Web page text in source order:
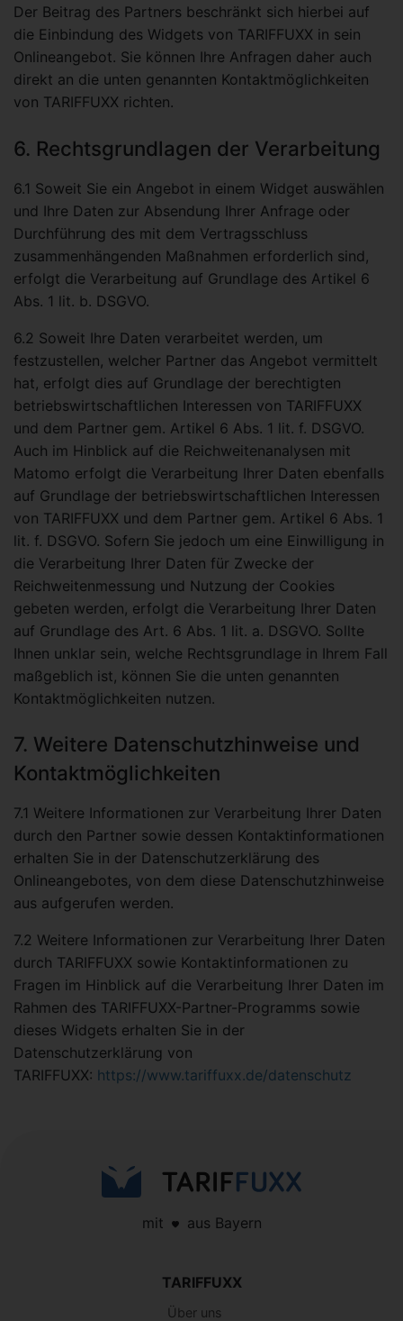
Der Beitrag des Partners beschränkt sich hierbei auf
die Einbindung des Widgets von TARIFFUXX in sein
Onlineangebot. Sie können Ihre Anfragen daher auch
direkt an die unten genannten Kontaktmöglichkeiten
von TARIFFUXX richten.
6. Rechtsgrundlagen der Verarbeitung
6.1 Soweit Sie ein Angebot in einem Widget auswählen
und Ihre Daten zur Absendung Ihrer Anfrage oder
Durchführung des mit dem Vertragsschluss
zusammenhängenden Maßnahmen erforderlich sind,
erfolgt die Verarbeitung auf Grundlage des Artikel 6
Abs. 1 lit. b. DSGVO.
6.2 Soweit Ihre Daten verarbeitet werden, um
festzustellen, welcher Partner das Angebot vermittelt
hat, erfolgt dies auf Grundlage der berechtigten
betriebswirtschaftlichen Interessen von TARIFFUXX
und dem Partner gem. Artikel 6 Abs. 1 lit. f. DSGVO.
Auch im Hinblick auf die Reichweitenanalysen mit
Matomo erfolgt die Verarbeitung Ihrer Daten ebenfalls
auf Grundlage der betriebswirtschaftlichen Interessen
von TARIFFUXX und dem Partner gem. Artikel 6 Abs. 1
lit. f. DSGVO. Sofern Sie jedoch um eine Einwilligung in
die Verarbeitung Ihrer Daten für Zwecke der
Reichweitenmessung und Nutzung der Cookies
gebeten werden, erfolgt die Verarbeitung Ihrer Daten
auf Grundlage des Art. 6 Abs. 1 lit. a. DSGVO. Sollte
Ihnen unklar sein, welche Rechtsgrundlage in Ihrem Fall
maßgeblich ist, können Sie die unten genannten
Kontaktmöglichkeiten nutzen.
7. Weitere Datenschutzhinweise und
Kontaktmöglichkeiten
7.1 Weitere Informationen zur Verarbeitung Ihrer Daten
durch den Partner sowie dessen Kontaktinformationen
erhalten Sie in der Datenschutzerklärung des
Onlineangebotes, von dem diese Datenschutzhinweise
aus aufgerufen werden.
7.2 Weitere Informationen zur Verarbeitung Ihrer Daten
durch TARIFFUXX sowie Kontaktinformationen zu
Fragen im Hinblick auf die Verarbeitung Ihrer Daten im
Rahmen des TARIFFUXX-Partner-Programms sowie
dieses Widgets erhalten Sie in der
Datenschutzerklärung von
TARIFFUXX: https://www.tariffuxx.de/datenschutz
mit aus Bayern
TARIFFUXX
Über uns